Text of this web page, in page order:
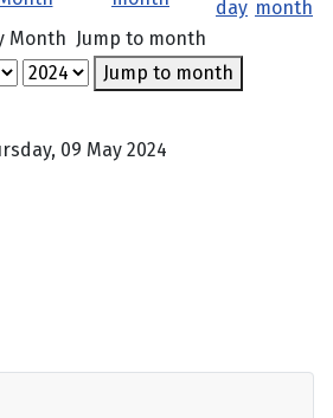
Month Jump to month
Jump to month
09 May 2024